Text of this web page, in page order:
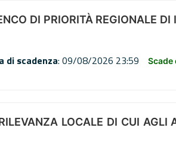
DI PRIORITÀ REGIONALE
di scadenza: 09/08/2026 23:59 Scade
LOCALE DI CUI